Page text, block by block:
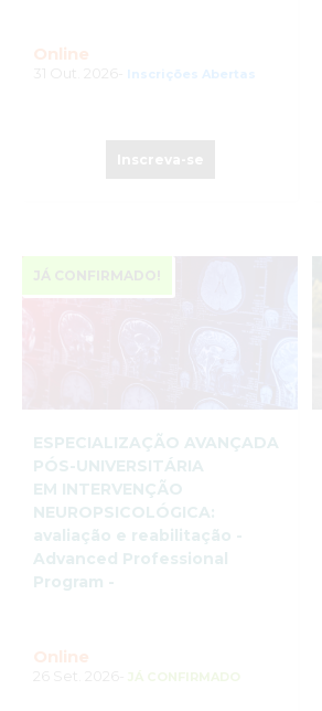
Online
Inscrições Abertas
JÁ CONFIRMADO!
ESPECIALIZAÇÃO AVANÇADA
PÓS-UNIVERSITÁRIA
EM INTERVENÇÃO
NEUROPSICOLÓGICA:
avaliação e reabilitação -
Advanced Professional
Program -
Online
JÁ CONFIRMADO